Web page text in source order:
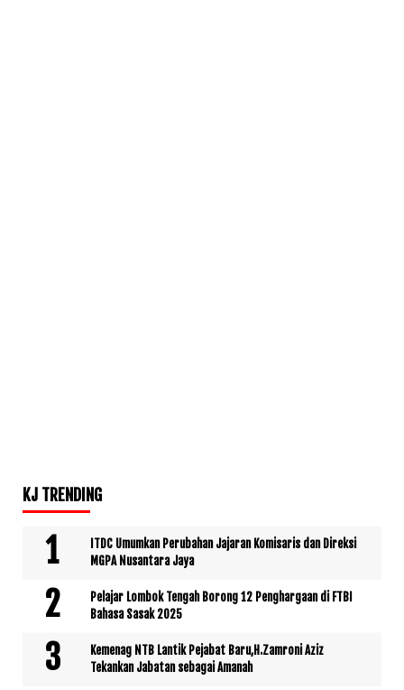
KJ TRENDING
ITDC Umumkan Perubahan Jajaran Komisaris dan Direksi
MGPA Nusantara Jaya
Pelajar Lombok Tengah Borong 12 Penghargaan di FTBI
Bahasa Sasak 2025
Kemenag NTB Lantik Pejabat Baru,H.Zamroni Aziz
Tekankan Jabatan sebagai Amanah